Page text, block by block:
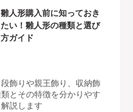
雛人形購入前に知っておき
たい！雛人形の種類と選び
方ガイド
飾りや親王飾り、収納飾
とその特徴を分かりやす
説します